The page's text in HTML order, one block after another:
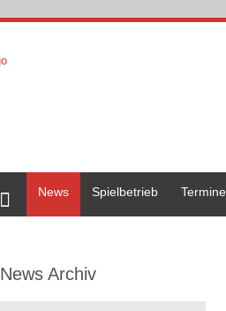
News
Spielbetrieb Termine
News Archiv